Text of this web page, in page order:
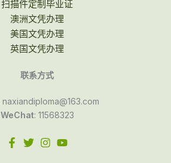
扫描件定制毕业证
澳洲文凭办理
美国文凭办理
英国文凭办理
联系方式
naxiandiploma@163.com
WeChat: 11568323